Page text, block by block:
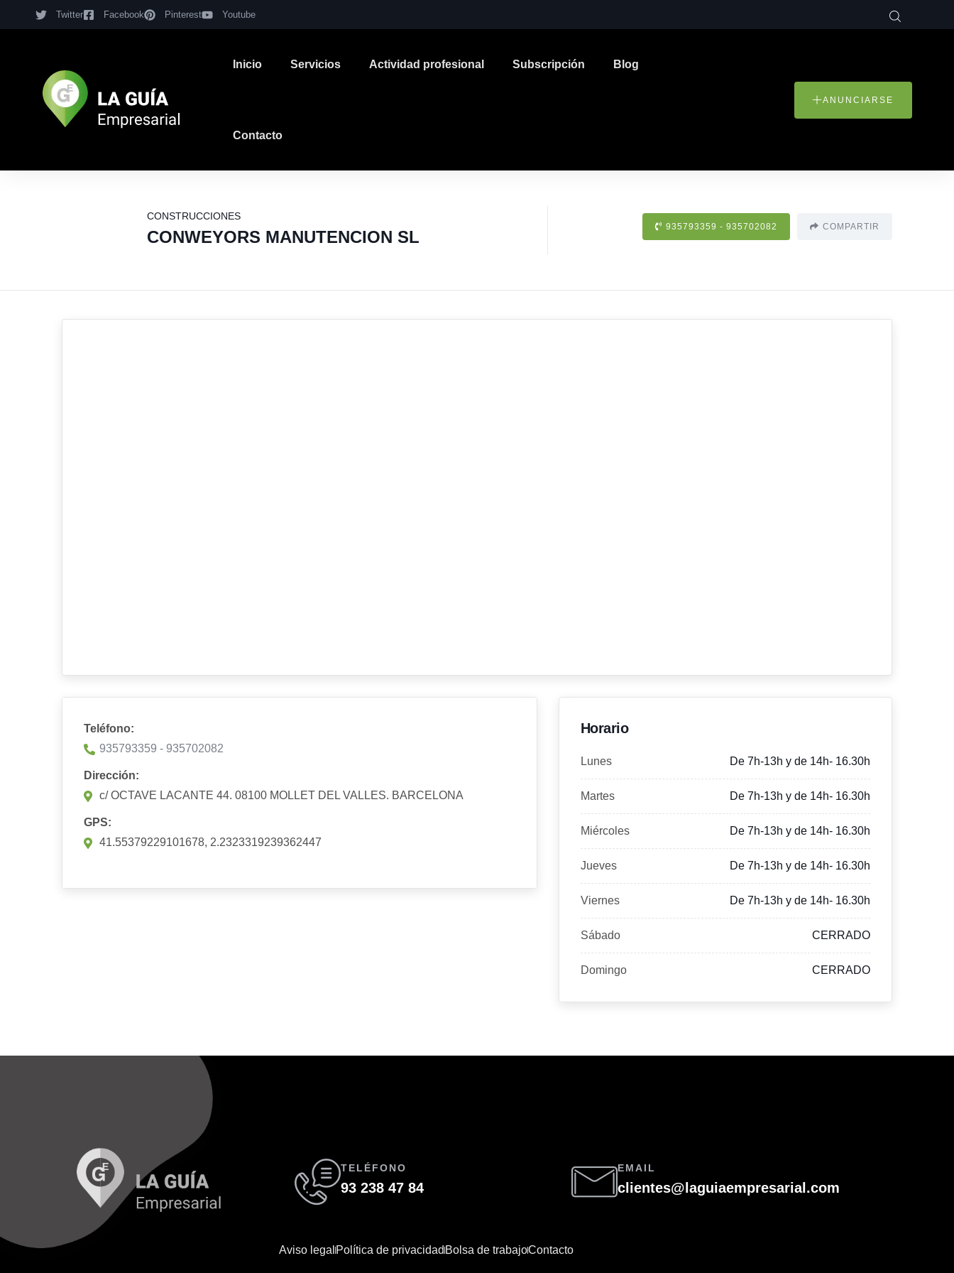
Twitter Facebook Pinterest Youtube
Inicio Servicios Actividad profesional Subscripción Blog
Contacto
ANUNCIARSE
CONSTRUCCIONES
CONWEYORS MANUTENCION SL
935793359 - 935702082 COMPARTIR
Teléfono:
935793359 - 935702082
Dirección:
c/ OCTAVE LACANTE 44. 08100 MOLLET DEL VALLES. BARCELONA
GPS:
41.55379229101678, 2.2323319239362447
Horario
Lunes De 7h-13h y de 14h- 16.30h
Martes De 7h-13h y de 14h- 16.30h
Miércoles De 7h-13h y de 14h- 16.30h
Jueves De 7h-13h y de 14h- 16.30h
Viernes De 7h-13h y de 14h- 16.30h
Sábado CERRADO
Domingo CERRADO
TELÉFONO
93 238 47 84
EMAIL
clientes@laguiaempresarial.com
Aviso legal Política de privacidadBolsa de trabajoContacto